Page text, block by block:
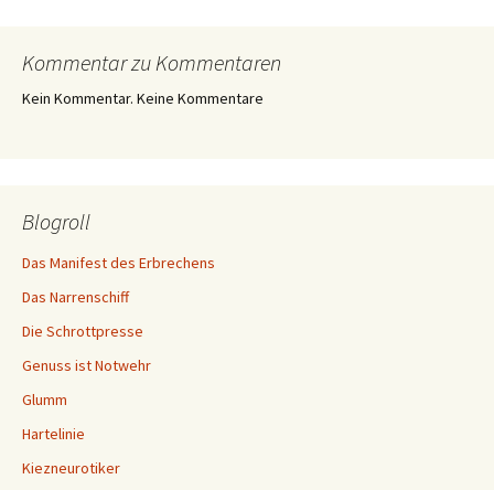
Kommentar zu Kommentaren
Kein Kommentar. Keine Kommentare
Blogroll
Das Manifest des Erbrechens
Das Narrenschiff
Die Schrottpresse
Genuss ist Notwehr
Glumm
Hartelinie
Kiezneurotiker